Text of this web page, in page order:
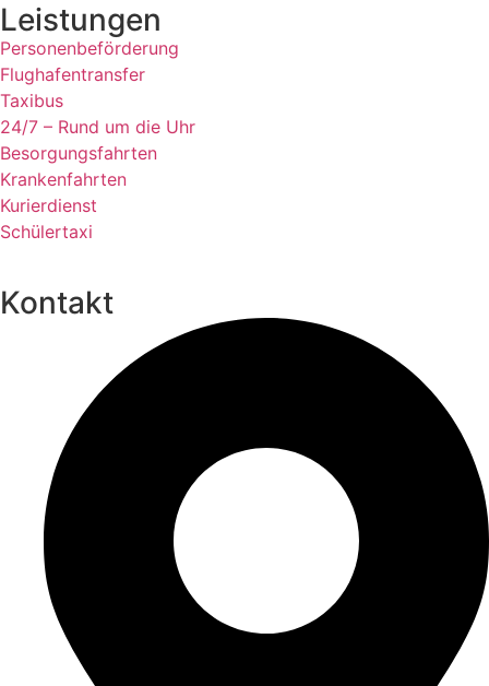
Leistungen
Personenbeförderung
Flughafentransfer
Taxibus
24/7 – Rund um die Uhr
Besorgungsfahrten
Krankenfahrten
Kurierdienst
Schülertaxi
Kontakt